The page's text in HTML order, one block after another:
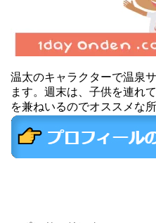
温太のキャラクターで温泉
ます。週末は、子供を連れ
を兼ねいるのでオススメな